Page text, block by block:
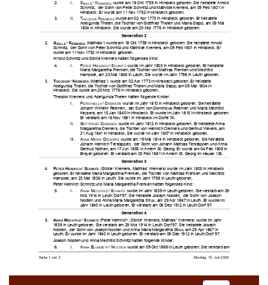
      
    


   





     



      


    




   



    

     




         


     





         






